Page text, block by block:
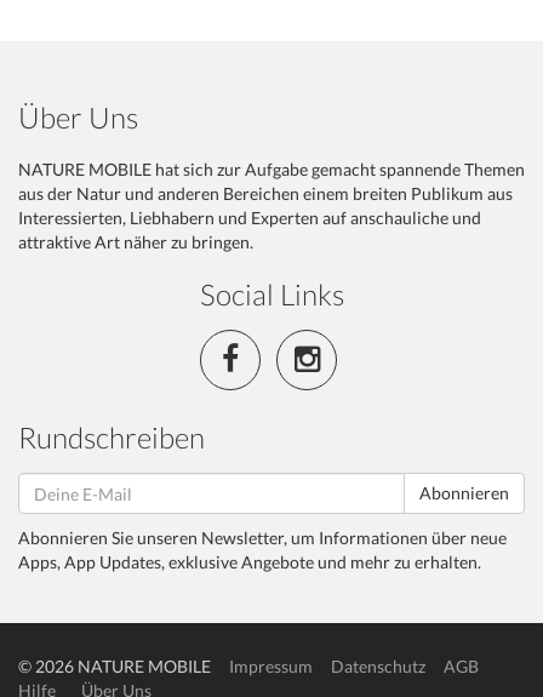
Über Uns
NATURE MOBILE hat sich zur Aufgabe gemacht spannende Themen
aus der Natur und anderen Bereichen einem breiten Publikum aus
Interessierten, Liebhabern und Experten auf anschauliche und
attraktive Art näher zu bringen.
Social Links
Rundschreiben
Abonnieren
Abonnieren Sie unseren Newsletter, um Informationen über neue
Apps, App Updates, exklusive Angebote und mehr zu erhalten.
© 2026 NATURE MOBILE Impressum Datenschutz
AGB
Hilfe
Über Uns